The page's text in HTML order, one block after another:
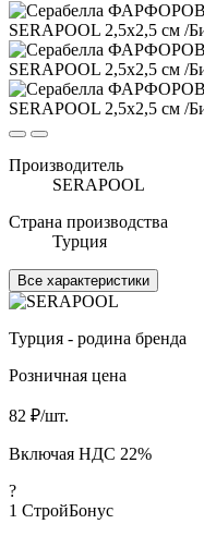
Производитель
SERAPOOL
Страна производства
Турция
Все характеристики
Турция - родина бренда
Розничная цена
82 ₽/шт.
Включая НДС 22%
?
1 СтройБонус